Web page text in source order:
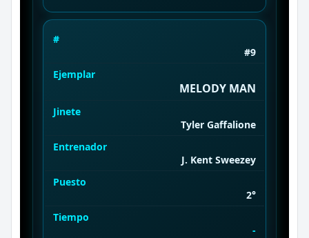
#
#9
Ejemplar
MELODY MAN
Jinete
Tyler Gaffalione
Entrenador
J. Kent Sweezey
Puesto
2°
Tiempo
-